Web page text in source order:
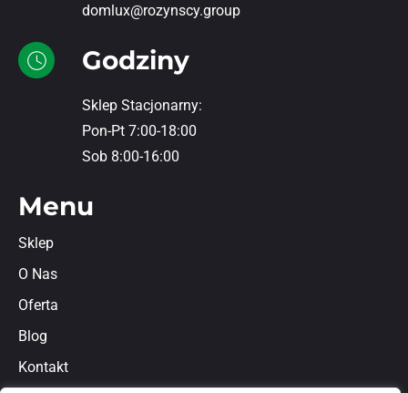
domlux@rozynscy.group
Godziny
Sklep Stacjonarny:
Pon-Pt 7:00-18:00
Sob 8:00-16:00
Menu
Sklep
O Nas
Oferta
Blog
Kontakt